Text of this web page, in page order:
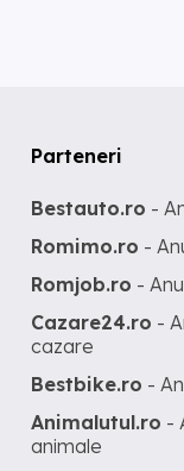
Parteneri
Bestauto.ro -
Romimo.ro -
Romjob.ro -
Cazare24.ro -
cazare
Bestbike.ro -
Animalutul.ro -
animale